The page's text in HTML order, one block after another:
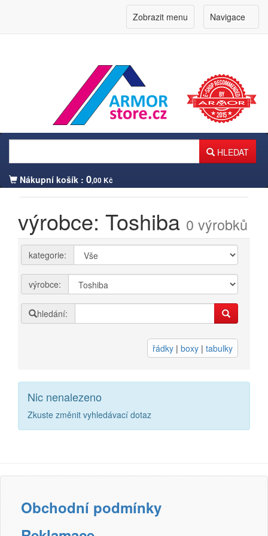
Navigace
Zobrazit menu
HLEDAT
Nákupní košík : 0,00 Kč
Přihlášení zákazníka
Přihlásit se
Nová registrace Ztráta hesla
3DW
Armor
Canon
Citizen
výrobce: Toshiba 0 výrobků
kategorie:
výrobce:
hledání:
řádky | boxy | tabulky
Nic nenalezeno
Zkuste změnit vyhledávací dotaz
Obchodní podmínky